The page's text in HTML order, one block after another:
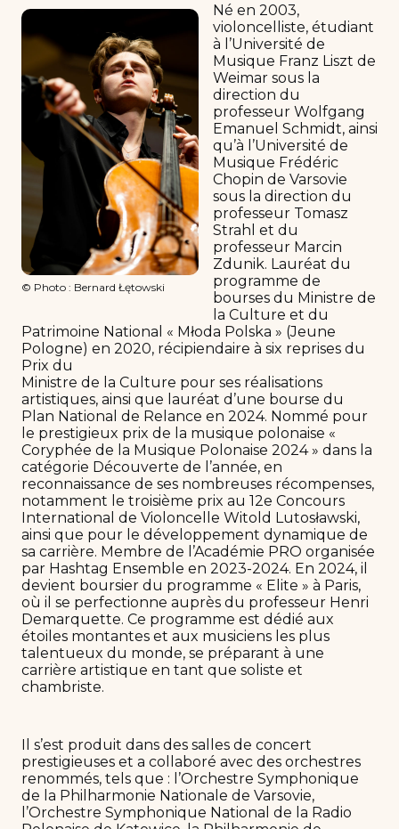
© Photo : Bernard Łętowski
Né en 2003,
violoncelliste, étudiant
à l’Université de
Musique Franz Liszt de
Weimar sous la
direction du
professeur Wolfgang
Emanuel Schmidt, ainsi
qu’à l’Université de
Musique Frédéric
Chopin de Varsovie
sous la direction du
professeur Tomasz
Strahl et du
professeur Marcin
Zdunik. Lauréat du
programme de
bourses du Ministre de
la Culture et du
Patrimoine National « Młoda Polska » (Jeune
Pologne) en 2020, récipiendaire à six reprises du
Prix du
Ministre de la Culture pour ses réalisations
artistiques, ainsi que lauréat d’une bourse du
Plan National de Relance en 2024. Nommé pour
le prestigieux prix de la musique polonaise «
Coryphée de la Musique Polonaise 2024 » dans la
catégorie Découverte de l’année, en
reconnaissance de ses nombreuses récompenses,
notamment le troisième prix au 12e Concours
International de Violoncelle Witold Lutosławski,
ainsi que pour le développement dynamique de
sa carrière. Membre de l’Académie PRO organisée
par Hashtag Ensemble en 2023-2024. En 2024, il
devient boursier du programme « Elite » à Paris,
où il se perfectionne auprès du professeur Henri
Demarquette. Ce programme est dédié aux
étoiles montantes et aux musiciens les plus
talentueux du monde, se préparant à une
carrière artistique en tant que soliste et
chambriste.
Il s’est produit dans des salles de concert
prestigieuses et a collaboré avec des orchestres
renommés, tels que : l’Orchestre Symphonique
de la Philharmonie Nationale de Varsovie,
l’Orchestre Symphonique National de la Radio